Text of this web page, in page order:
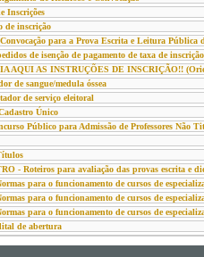
Inscrições
de inscrição
para a Prova Escrita e Leitura Pública
de isenção de pagamento de taxa de inscrição
AS INSTRUÇÕES DE INSCRIÇÃO!!
de sangue/medula óssea
de serviço eleitoral
Único
Público para Admissão de Professores Não
- Roteiros para avaliação das provas escrita e
para o funcionamento de cursos de
para o funcionamento de cursos de
para o funcionamento de cursos de
de abertura